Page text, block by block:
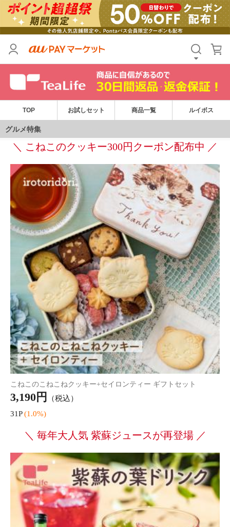
TOP お試しセット 商品一覧 ルイボス
グルメ特集
＼ こねこのクッキー300円クーポン配布中 ／
こねこのこねこねクッキー+セイロンティー ギフトセット
3,190円（税込）
31P (1.0%)
＼ 毎年大人気 紫蘇ジュースが再登場 ／